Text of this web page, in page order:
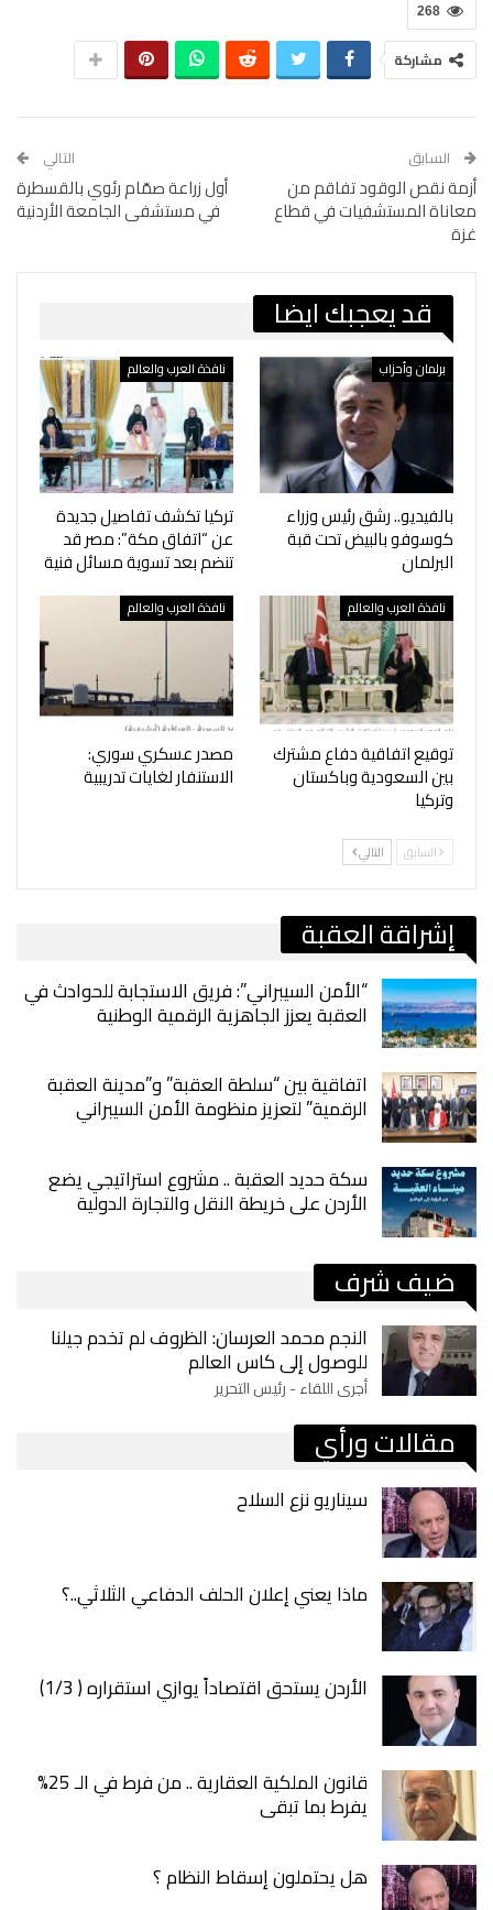
268
مشاركة
السابق
أزمة نقص الوقود تفاقم من
معاناة المستشفيات في قطاع
غزة
التالي
أول زراعة صمّام رئوي بالقسطرة
في مستشفى الجامعة الأردنية
قد يعجبك ايضا
برلمان وأحزاب
بالفيديو.. رشق رئيس وزراء
كوسوفو بالبيض تحت قبة
البرلمان
نافذة العرب والعالم
تركيا تكشف تفاصيل جديدة
عن “اتفاق مكة”: مصر قد
تنضم بعد تسوية مسائل فنية
نافذة العرب والعالم
توقيع اتفاقية دفاع مشترك
بين السعودية وباكستان
وتركيا
نافذة العرب والعالم
مصدر عسكري سوري:
الاستنفار لغايات تدريبية
السابق التالي
إشراقة العقبة
“الأمن السيبراني”: فريق الاستجابة للحوادث في
العقبة يعزز الجاهزية الرقمية الوطنية
اتفاقية بين “سلطة العقبة” و”مدينة العقبة
الرقمية” لتعزيز منظومة الأمن السيبراني
سكة حديد العقبة .. مشروع استراتيجي يضع
الأردن على خريطة النقل والتجارة الدولية
ضيف شرف
النجم محمد العرسان: الظروف لم تخدم جيلنا
للوصول إلى كاس العالم
أجرى اللقاء - رئيس التحرير
مقالات ورأي
سيناريو نزع السلاح
ماذا يعني إعلان الحلف الدفاعي الثلاثي..؟
الأردن يستحق اقتصاداً يوازي استقراره ( 1/3)
قانون الملكية العقارية .. من فرط في الـ 25%
يفرط بما تبقى
هل يحتملون إسقاط النظام ؟